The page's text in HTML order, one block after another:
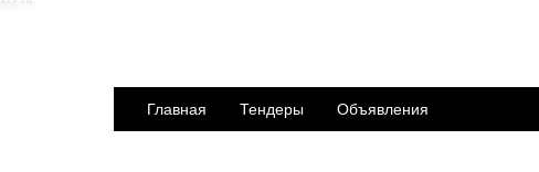
Главная Тендеры Объявления